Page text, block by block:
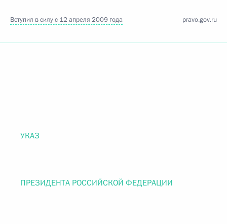
Вступил в силу с 12 апреля 2009 года pravo.gov.ru
УКАЗ
ПРЕЗИДЕНТА РОССИЙСКОЙ ФЕДЕРАЦИИ